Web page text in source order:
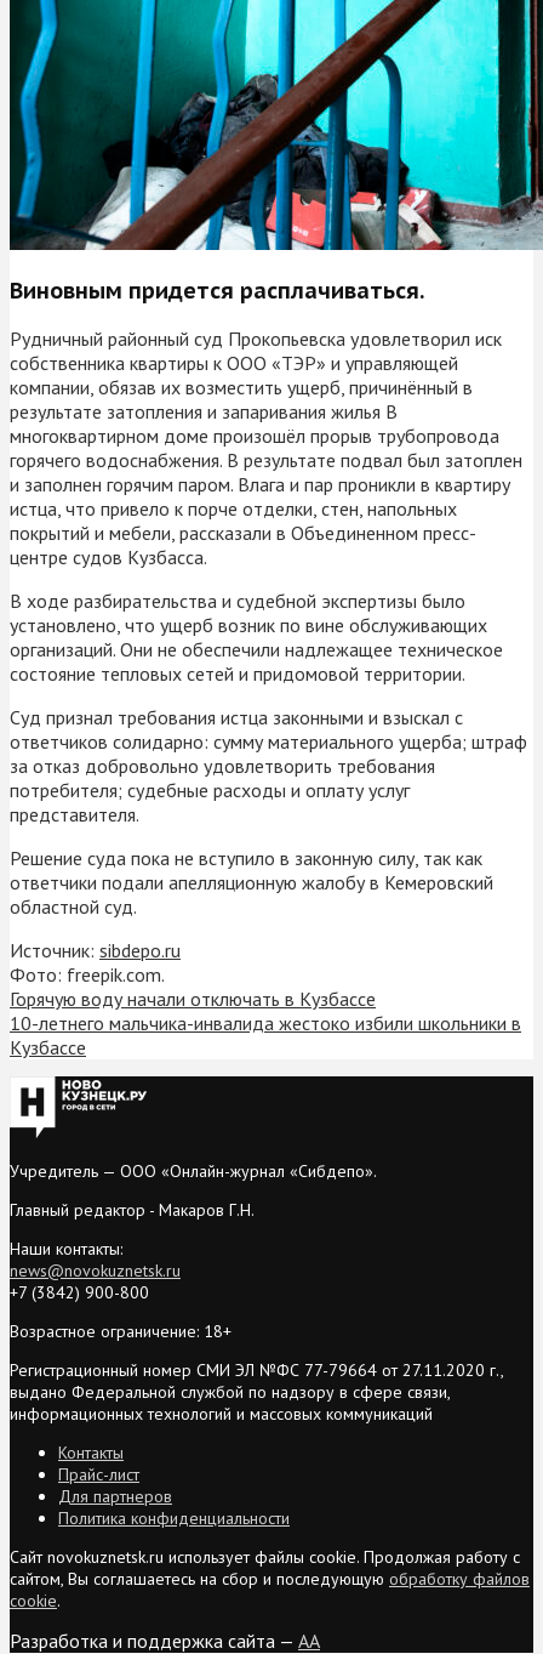
Виновным придется расплачиваться.
Рудничный районный суд Прокопьевска удовлетворил иск
собственника квартиры к ООО «ТЭР» и управляющей
компании, обязав их возместить ущерб, причинённый в
результате затопления и запаривания жилья В
многоквартирном доме произошёл прорыв трубопровода
горячего водоснабжения. В результате подвал был затоплен
и заполнен горячим паром. Влага и пар проникли в квартиру
истца, что привело к порче отделки, стен, напольных
покрытий и мебели, рассказали в Объединенном пресс-
центре судов Кузбасса.
В ходе разбирательства и судебной экспертизы было
установлено, что ущерб возник по вине обслуживающих
организаций. Они не обеспечили надлежащее техническое
состояние тепловых сетей и придомовой территории.
Суд признал требования истца законными и взыскал с
ответчиков солидарно: сумму материального ущерба; штраф
за отказ добровольно удовлетворить требования
потребителя; судебные расходы и оплату услуг
представителя.
Решение суда пока не вступило в законную силу, так как
ответчики подали апелляционную жалобу в Кемеровский
областной суд.
Источник: sibdepo.ru
Фото: freepik.com.
Горячую воду начали отключать в Кузбассе
10-летнего мальчика-инвалида жестоко избили школьники в
Кузбассе
Учредитель — ООО «Онлайн-журнал «Сибдепо».
Главный редактор - Макаров Г.Н.
Наши контакты:
news@novokuznetsk.ru
+7 (3842) 900-800
Возрастное ограничение: 18+
Регистрационный номер СМИ ЭЛ №ФС 77-79664 от 27.11.2020 г.,
выдано Федеральной службой по надзору в сфере связи,
информационных технологий и массовых коммуникаций
Контакты
Прайс-лист
Для партнеров
Политика конфиденциальности
Сайт novokuznetsk.ru использует файлы cookie. Продолжая работу с
сайтом, Вы соглашаетесь на сбор и последующую обработку файлов
cookie.
Разработка и поддержка сайта — AA